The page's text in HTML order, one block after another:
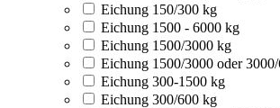
Eichung 150/300 kg
Eichung 1500 - 6000 kg
Eichung 1500/3000 kg
Eichung 1500/3000 oder
Eichung 300-1500 kg
Eichung 300/600 kg